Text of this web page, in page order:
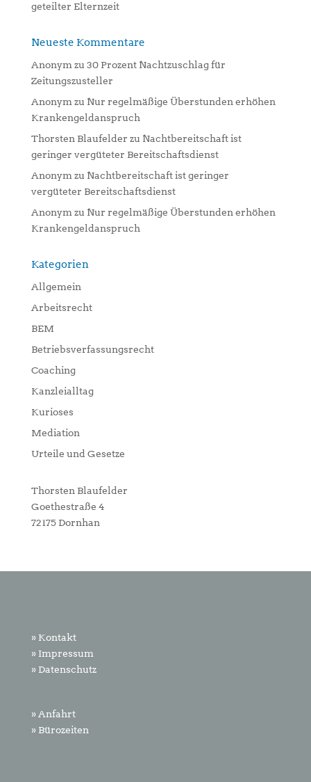
geteilter Elternzeit
Neueste Kommentare
Anonym zu 30 Prozent Nachtzuschlag für
Zeitungszusteller
Anonym zu Nur regelmäßige Überstunden erhöhen
Krankengeldanspruch
Thorsten Blaufelder zu Nachtbereitschaft ist
geringer vergüteter Bereitschaftsdienst
Anonym zu Nachtbereitschaft ist geringer
vergüteter Bereitschaftsdienst
Anonym zu Nur regelmäßige Überstunden erhöhen
Krankengeldanspruch
Kategorien
Allgemein
Arbeitsrecht
BEM
Betriebsverfassungsrecht
Coaching
Kanzleialltag
Kurioses
Mediation
Urteile und Gesetze
Thorsten Blaufelder
Goethestraße 4
72175 Dornhan
» Kontakt
» Impressum
» Datenschutz
» Anfahrt
» Bürozeiten